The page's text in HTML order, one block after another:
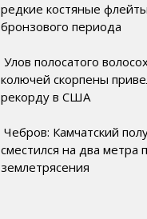
редкие костяные флейты
бронзового периода
Улов полосатого
колючей скорпены
рекорду в США
Чебров: Камчатский
сместился на два метра
землетрясения